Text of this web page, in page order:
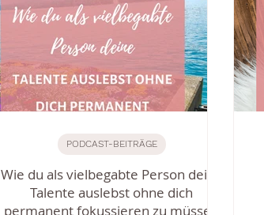
Wie du als vielbegabte Person deine
Talente auslebst ohne dich
permanent fokussieren zu müssen
PODCAST-BEITRÄGE